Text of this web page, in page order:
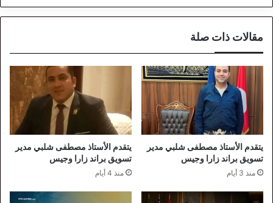
مقالات ذات صلة
يتقدم الأستاذ مصطفى شلبي مدير
تسويق براند زارا وجيس
منذ 3 أيام
يتقدم الأستاذ مصطفى شلبي مدير
تسويق براند زارا وجيس
منذ 4 أيام